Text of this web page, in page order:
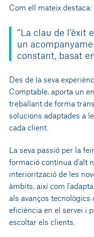
Com ell mateix destaca:
“La clau de l’èxit
un
constant, basat
Des de la seva
Comptable, aporta un
treballant de forma
solucions adaptades a
cada client.
La seva passió per la
formació contínua d'alt
interiorització de les
àmbits, així com
als avanços
eficiència en el servei i
escoltar els clients.